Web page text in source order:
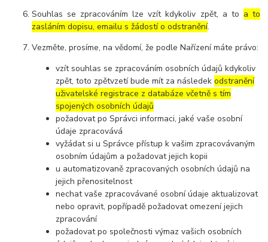
Souhlas se zpracováním lze vzít kdykoliv zpět, a to a to
zasláním dopisu, emailu s žádostí o odstranění.
Vezměte, prosíme, na vědomí, že podle Nařízení máte právo:
vzít souhlas se zpracováním osobních údajů kdykoliv
zpět, toto zpětvzetí bude mít za následekodstranění
uživatelské registrace z databáze včetně s tím
spojených osobních údajů
požadovat po Správci informaci, jaké vaše osobní
údaje zpracovává
vyžádat si u Správce přístup k vašim zpracovávaným
osobním údajům a požadovat jejich kopii
u automatizovaně zpracovaných osobních údajů na
jejich přenositelnost
nechat vaše zpracovávané osobní údaje aktualizovat
nebo opravit, popřípadě požadovat omezení jejich
zpracování
požadovat po společnosti výmaz vašich osobních